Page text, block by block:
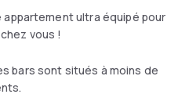
ultra équipé pour
vous !
bars sont situés à moins de